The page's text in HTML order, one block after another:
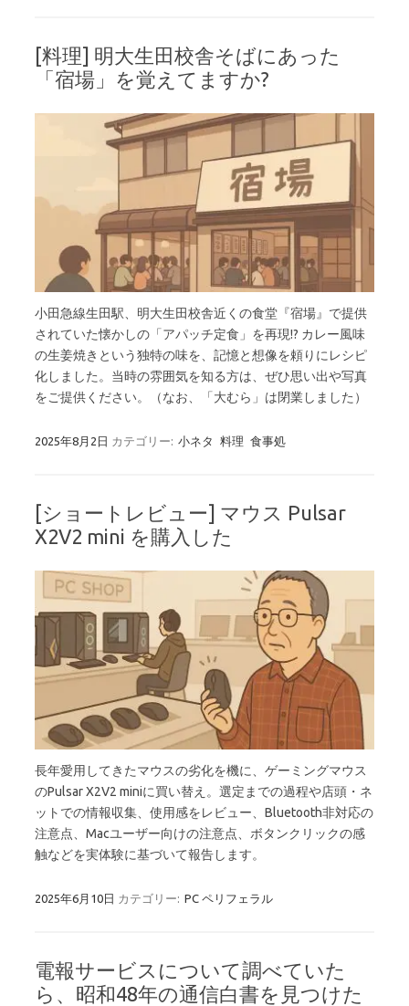
[料理] 明大生田校舎そばにあった
「宿場」を覚えてますか?
小田急線生田駅、明大生田校舎近くの食堂『宿場』で提供
されていた懐かしの「アパッチ定食」を再現!? カレー風味
の生姜焼きという独特の味を、記憶と想像を頼りにレシピ
化しました。当時の雰囲気を知る方は、ぜひ思い出や写真
をご提供ください。（なお、「大むら」は閉業しました）
2025年8月2日 カテゴリー: 小ネタ 料理 食事処
[ショートレビュー] マウス Pulsar
X2V2 mini を購入した
長年愛用してきたマウスの劣化を機に、ゲーミングマウス
のPulsar X2V2 miniに買い替え。選定までの過程や店頭・ネ
ットでの情報収集、使用感をレビュー、Bluetooth非対応の
注意点、Macユーザー向けの注意点、ボタンクリックの感
触などを実体験に基づいて報告します。
2025年6月10日 カテゴリー: PC ペリフェラル
電報サービスについて調べていた
ら、昭和48年の通信白書を見つけた